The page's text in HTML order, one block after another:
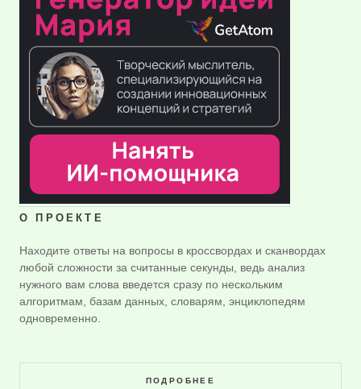
О ПРОЕКТЕ
Находите ответы на вопросы в кроссвордах и сканвордах
любой сложности за считанные секунды, ведь анализ
нужного вам слова введется сразу по нескольким
алгоритмам, базам данных, словарям, энциклопедям
одновременно.
ПОДРОБНЕЕ